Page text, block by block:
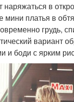
наряжаться в
платья в
грудь,
вариант
и боди с ярким